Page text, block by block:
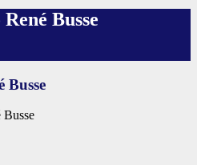
Busse
Busse
Busse